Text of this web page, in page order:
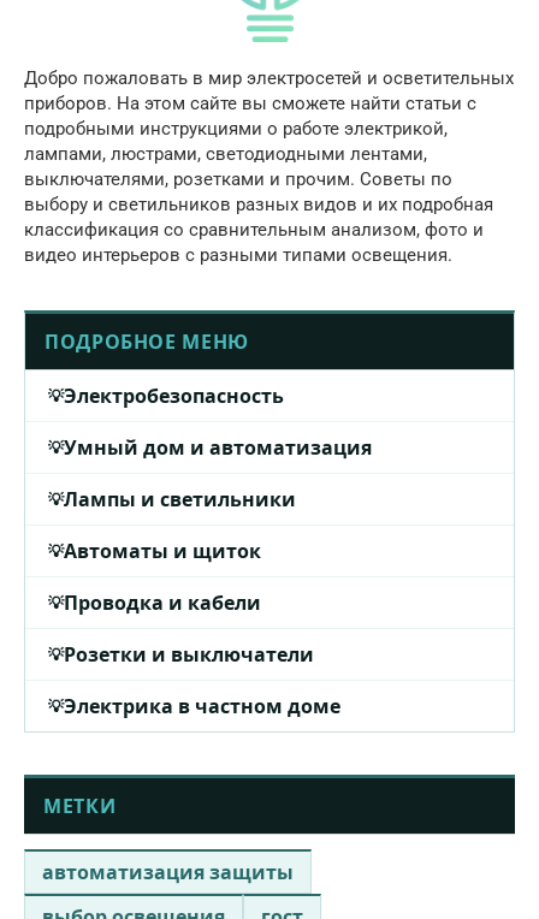
Добро пожаловать в мир электросетей и осветительных
приборов. На этом сайте вы сможете найти статьи с
подробными инструкциями о работе электрикой,
лампами, люстрами, светодиодными лентами,
выключателями, розетками и прочим. Советы по
выбору и светильников разных видов и их подробная
классификация со сравнительным анализом, фото и
видео интерьеров с разными типами освещения.
ПОДРОБНОЕ МЕНЮ
Электробезопасность
Умный дом и автоматизация
Лампы и светильники
Автоматы и щиток
Проводка и кабели
Розетки и выключатели
Электрика в частном доме
МЕТКИ
автоматизация защиты